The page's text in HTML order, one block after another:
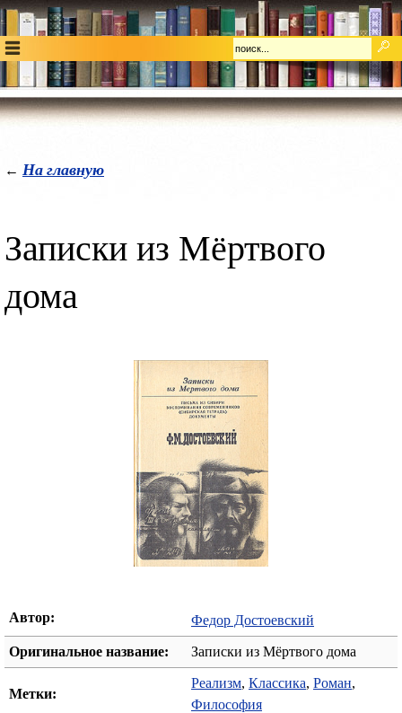
← На главную
Записки из Мёртвого
дома
Автор: Федор Достоевский
Оригинальное название: Записки из Мёртвого дома
Метки:
Реализм, Классика, Роман,
Философия